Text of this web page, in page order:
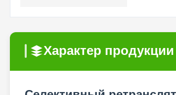
Характер продукции